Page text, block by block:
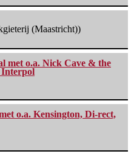
(Maastricht))
met o.a. Nick Cave & the
Interpol
o.a. Kensington, Di-rect,